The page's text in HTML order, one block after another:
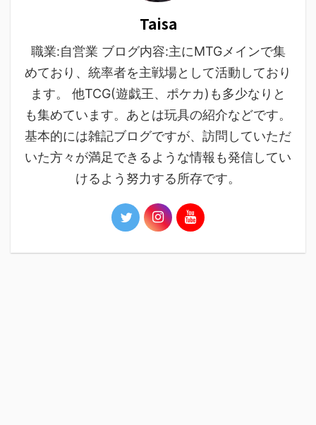
Taisa
職業:自営業 ブログ内容:主にMTGメインで集
めており、統率者を主戦場として活動しており
ます。 他TCG(遊戯王、ポケカ)も多少なりと
も集めています。あとは玩具の紹介などです。
基本的には雑記ブログですが、訪問していただ
いた方々が満足できるような情報も発信してい
けるよう努力する所存です。